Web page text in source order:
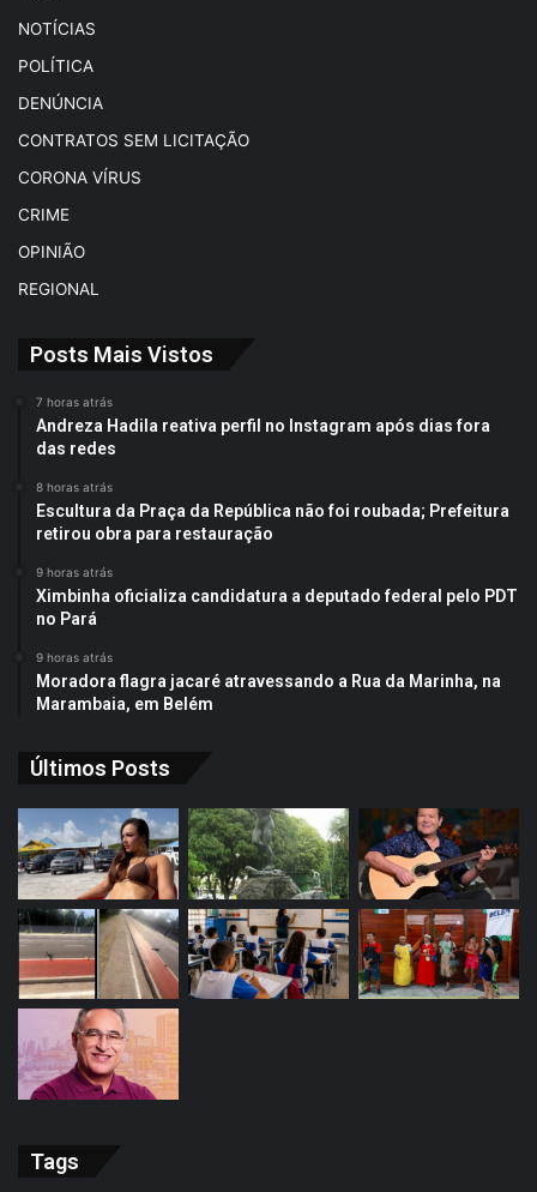
NOTÍCIAS
POLÍTICA
DENÚNCIA
CONTRATOS SEM LICITAÇÃO
CORONA VÍRUS
CRIME
OPINIÃO
REGIONAL
Posts Mais Vistos
7 horas atrás
Andreza Hadila reativa perfil no Instagram após dias fora
das redes
8 horas atrás
Escultura da Praça da República não foi roubada; Prefeitura
retirou obra para restauração
9 horas atrás
Ximbinha oficializa candidatura a deputado federal pelo PDT
no Pará
9 horas atrás
Moradora flagra jacaré atravessando a Rua da Marinha, na
Marambaia, em Belém
Últimos Posts
Tags